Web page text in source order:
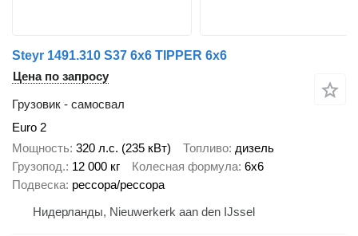
Steyr 1491.310 S37 6x6 TIPPER 6x6
Цена по запросу
Грузовик - самосвал
Euro 2
Мощность 320 л.с. (235 кВт) Топливо дизель
Грузопод. 12 000 кг Колесная формула 6x6
Подвеска рессора/рессора
Нидерланды, Nieuwerkerk aan den IJssel